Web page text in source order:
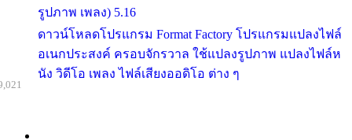
รูปภาพ เพลง) 5.16
ดาวน์โหลดโปรแกรม Format Factory โปรแกรมแปลงไฟล์
อเนกประสงค์ ครอบจักรวาล ใช้แปลงรูปภาพ แปลงไฟล์ห
นัง วิดีโอ เพลง ไฟล์เสียงออดิโอ ต่าง ๆ